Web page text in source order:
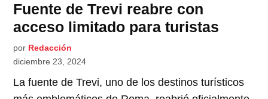
Fuente de Trevi reabre con
acceso limitado para turistas
por Redacción
diciembre 23, 2024
La fuente de Trevi, uno de los destinos turísticos